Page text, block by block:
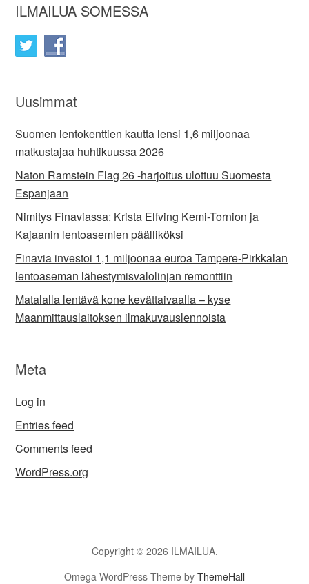
ILMAILUA SOMESSA
Uusimmat
Suomen lentokenttien kautta lensi 1,6 miljoonaa
matkustajaa huhtikuussa 2026
Naton Ramstein Flag 26 -harjoitus ulottuu Suomesta
Espanjaan
Nimitys Finaviassa: Krista Elfving Kemi-Tornion ja
Kajaanin lentoasemien päälliköksi
Finavia investoi 1,1 miljoonaa euroa Tampere-Pirkkalan
lentoaseman lähestymisvalolinjan remonttiin
Matalalla lentävä kone kevättaivaalla – kyse
Maanmittauslaitoksen ilmakuvauslennoista
Meta
Log in
Entries feed
Comments feed
WordPress.org
Copyright © 2026 ILMAILUA.
Omega WordPress Theme by ThemeHall